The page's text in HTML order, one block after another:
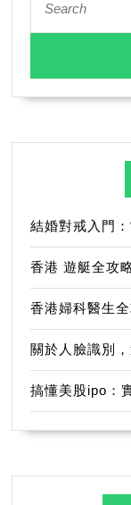
for:
結婚對戒入門
香港 遊艇全攻
香港婦科醫生
關於人臉識別
搞懂美股ipo：